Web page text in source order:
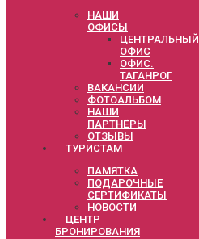
НАШИ
ОФИСЫ
ЦЕНТРАЛЬНЫЙ
ОФИС
ОФИС.
ТАГАНРОГ
ВАКАНСИИ
ФОТОАЛЬБОМ
НАШИ
ПАРТНЁРЫ
ОТЗЫВЫ
ТУРИСТАМ
ПАМЯТКА
ПОДАРОЧНЫЕ
СЕРТИФИКАТЫ
НОВОСТИ
ЦЕНТР
БРОНИРОВАНИЯ